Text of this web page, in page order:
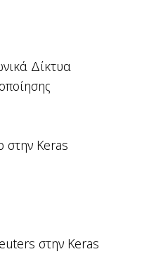
Δίκτυα
στην Keras
στην Keras